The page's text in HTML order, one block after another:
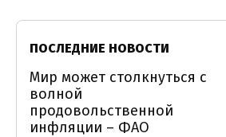
ПОСЛЕДНИЕ НОВОСТИ
Мир может столкнуться с
волной
продовольственной
инфляции – ФАО